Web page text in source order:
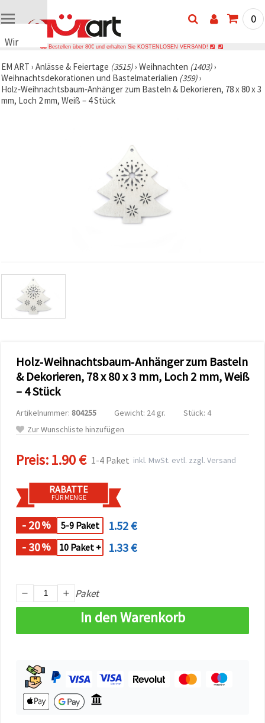
Wir
Cookies
🍪 Wir
verwenden
Cookies
Datenverkehr
zu
analysieren
sowie
relevantere
Inhalte und
Werbung
unserer
Partner für
Analyse
Marketing.
Sie können
Cookies
oder Ihre
Auswahl in
Einstellungen
individuell
festlegen.
Ihre
Einwilligung
können Sie
jederzeit
Datenschutzerklärung
Cookie-
Richtlinie
Cookie-
Einstellungen
0
Bestellen über 80€ und erhalten Sie KOSTENLOSEN VERSAND!
EM ART › Anlässe & Feiertage (3515)› Weihnachten (1403)›
Weihnachtsdekorationen und Bastelmaterialien (359)›
Holz‑Weihnachtsbaum‑Anhänger zum Basteln & Dekorieren, 78 x 80 x 3
mm, Loch 2 mm, Weiß – 4 Stück
Holz‑Weihnachtsbaum‑Anhänger zum Basteln
& Dekorieren, 78 x 80 x 3 mm, Loch 2 mm, Weiß
– 4 Stück
Artikelnummer: 804255 Gewicht: 24 gr.
Stück: 4
Zur Wunschliste hinzufügen
Preis:1.90 € 1-4 Paket inkl. MwSt. evtl. zzgl. Versand
RABATTE
FÜR MENGE
- 20% 5-9 Paket
1.52 €
- 30% 10 Paket + 1.33 €
Paket
In den Warenkorb